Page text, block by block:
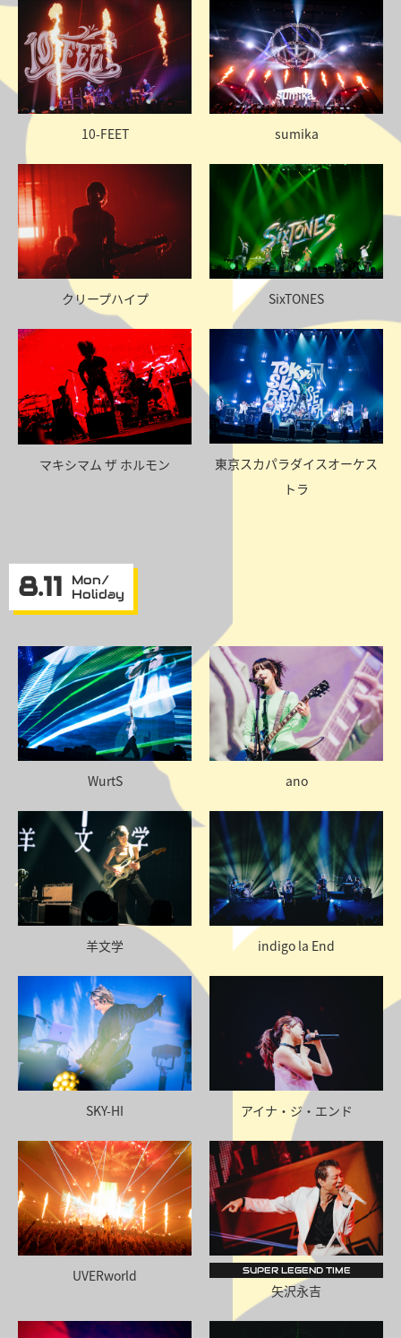
10-FEET sumika
クリープハイプ SixTONES
マキシマム ザ ホルモン
東京スカパラダイスオーケス
トラ
8.11
Mon/
Holiday
WurtS ano
羊文学 indigo la End
SKY-HI アイナ・ジ・エンド
UVERworld SUPER LEGEND TIME
矢沢永吉